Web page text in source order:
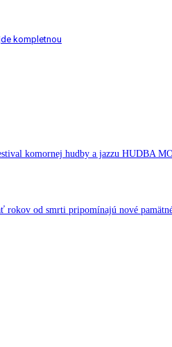
kompletnou
komornej hudby a jazzu HUDBA
rokov od smrti pripomínajú nové